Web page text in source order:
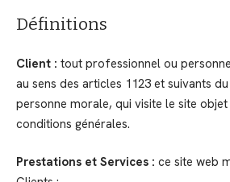
Définitions
Client : tout professionnel ou
au sens des articles 1123 et suivants
personne morale, qui visite le site
conditions générales.
Prestations et Services : ce site web